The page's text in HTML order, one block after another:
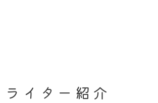
ライター紹介